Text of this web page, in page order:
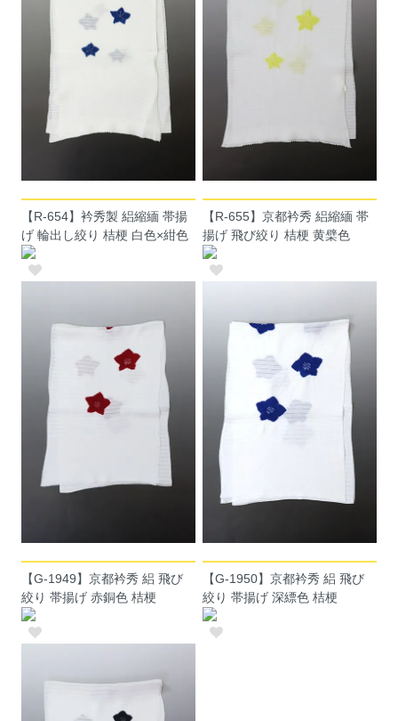
【R-654】衿秀製 絽縮緬 帯揚
げ 輪出し絞り 桔梗 白色×紺色
【R-655】京都衿秀 絽縮緬 帯
揚げ 飛び絞り 桔梗 黄檗色
【G-1949】京都衿秀 絽 飛び
絞り 帯揚げ 赤銅色 桔梗
【G-1950】京都衿秀 絽 飛び
絞り 帯揚げ 深縹色 桔梗